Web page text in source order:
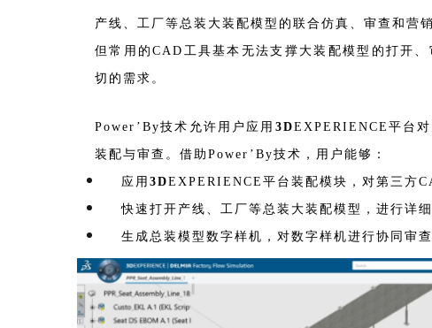
产线、工厂等总装大装配模型的联合仿真、审查和营
但常用的CAD工具基本无法支撑大装配模型的打开
切的需求。
Power’By技术允许用户应用 3DEXPERIENCE平台
装配与审查。借助Power’By技术，用户能够：
应用 3DEXPERIENCE平台 装配模块，对第三方
快速打开产线、工厂等总装大装配模型，进行详
生成总装模型数字样机，对数字样机进行协同审查